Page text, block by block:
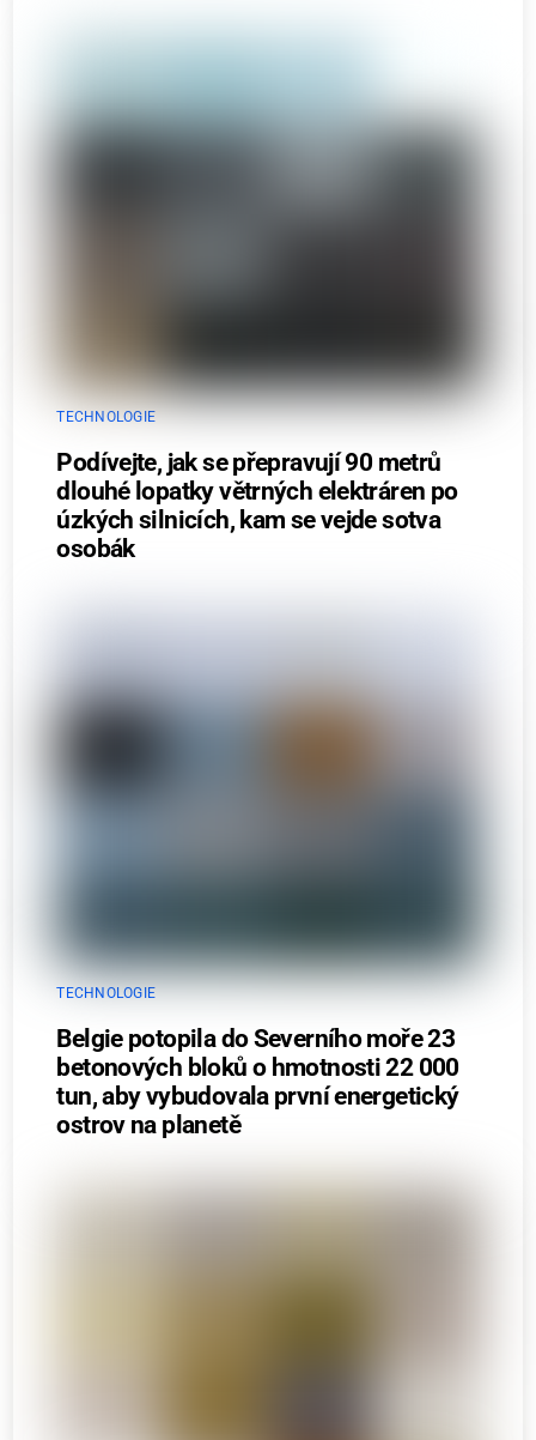
TECHNOLOGIE
Podívejte, jak se přepravují 90 metrů
dlouhé lopatky větrných elektráren po
úzkých silnicích, kam se vejde sotva
osobák
TECHNOLOGIE
Belgie potopila do Severního moře 23
betonových bloků o hmotnosti 22 000
tun, aby vybudovala první energetický
ostrov na planetě